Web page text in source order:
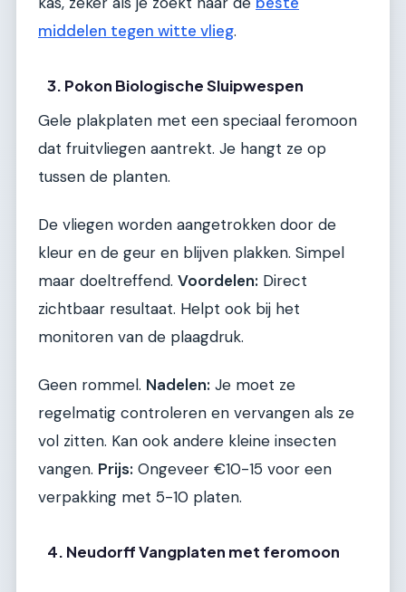
middelen tegen witte vlieg.
3. Pokon Biologische Sluipwespen
Gele plakplaten met een speciaal feromoon
dat fruitvliegen aantrekt. Je hangt ze op
tussen de planten.
De vliegen worden aangetrokken door de
kleur en de geur en blijven plakken. Simpel
maar doeltreffend. Voordelen: Direct
zichtbaar resultaat. Helpt ook bij het
monitoren van de plaagdruk.
Geen rommel. Nadelen: Je moet ze
regelmatig controleren en vervangen als ze
vol zitten. Kan ook andere kleine insecten
vangen. Prijs: Ongeveer €10-15 voor een
verpakking met 5-10 platen.
4. Neudorff Vangplaten met feromoon